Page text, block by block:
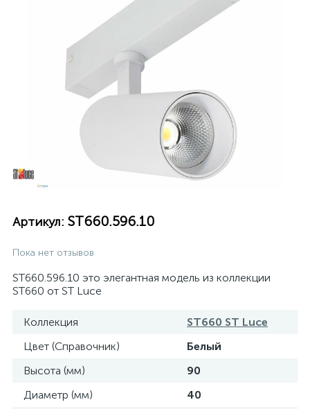
Артикул: ST660.596.10
Пока нет отзывов
ST660.596.10 это элегантная модель из коллекции
ST660 от ST Luce
Коллекция
ST660 ST Luce
Цвет (Справочник)
Белый
Высота (мм)
90
Диаметр (мм)
40